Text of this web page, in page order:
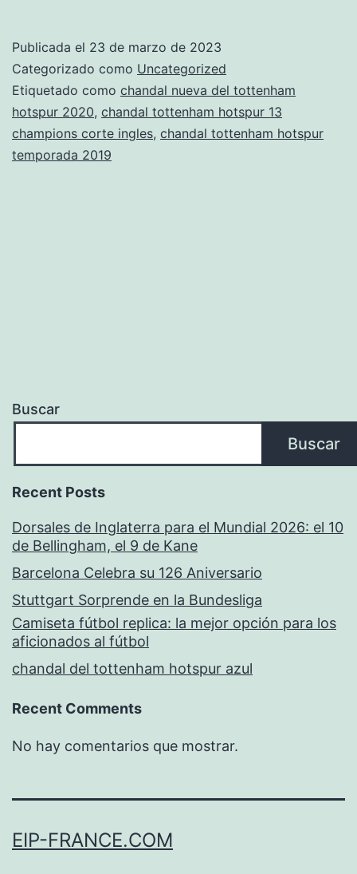
para
colorear
Publicada el 23 de marzo de 2023
Categorizado como Uncategorized
Etiquetado como chandal nueva del tottenham
hotspur 2020, chandal tottenham hotspur 13
champions corte ingles, chandal tottenham hotspur
temporada 2019
Buscar
Buscar
Recent Posts
Dorsales de Inglaterra para el Mundial 2026: el 10
de Bellingham, el 9 de Kane
Barcelona Celebra su 126 Aniversario
Stuttgart Sorprende en la Bundesliga
Camiseta fútbol replica: la mejor opción para los
aficionados al fútbol
chandal del tottenham hotspur azul
Recent Comments
No hay comentarios que mostrar.
EIP-FRANCE.COM